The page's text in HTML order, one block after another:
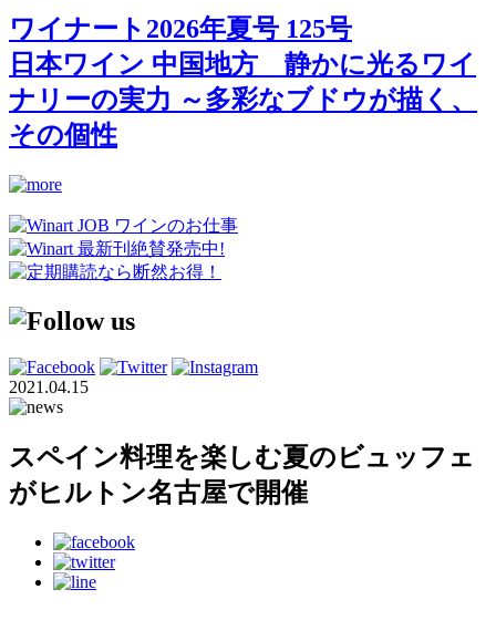
ワイナート2026年夏号 125号
日本ワイン 中国地方 静かに光るワイ
ナリーの実力 ～多彩なブドウが描く、
その個性
2021.04.15
スペイン料理を楽しむ夏のビュッフェ
がヒルトン名古屋で開催